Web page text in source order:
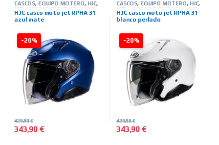
-20%
CASCOS, EQUIPO MOTERO, HJC,
JET MARCAS, TIENDA ON LINE
HJC casco moto jet RPHA 31
azul mate
343,90€
429,90€
Este producto tiene múltiples variantes. Las opciones se
-20%
CASCOS, EQUIPO MOTERO, HJC,
JET MARCAS, TIENDA ON LINE
HJC casco moto jet RPHA 31
blanco perlado
343,90€
429,90€
Este producto tiene múltiples